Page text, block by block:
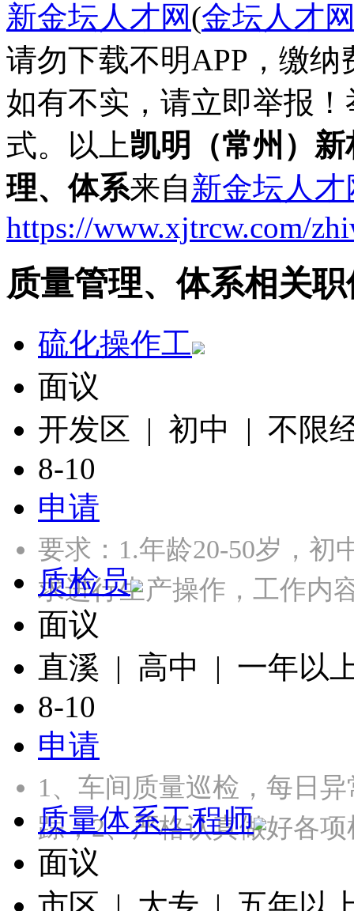
新金坛人才网(金坛人才
请勿下载不明APP，缴
如有不实，请立即举报
式。以上凯明（常州）
理、体系来自新金坛人才
https://www.xjtrcw.com/
质量管理、体系相关职
硫化操作工
面议
开发区 | 初中 | 不限
8-10
申请
要求：1.年龄20-50岁，初
求进行生产操作，工作
质检员
面议
直溪 | 高中 | 一年以
8-10
申请
1、车间质量巡检，每日
踪；2、严格认真做好各
质量体系工程师
面议